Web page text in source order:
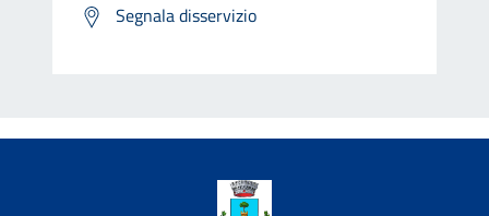
Segnala disservizio